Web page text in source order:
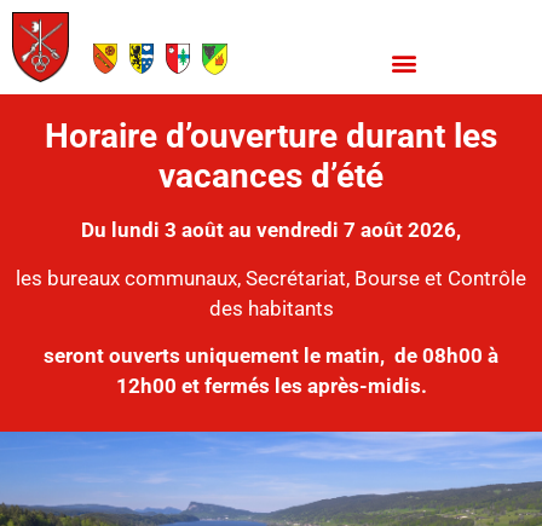
Horaire d’ouverture durant les
vacances d’été
Du lundi 3 août au vendredi 7 août 2026,
les bureaux communaux, Secrétariat, Bourse et Contrôle
des habitants
seront ouverts uniquement le matin, de 08h00 à
12h00 et fermés les après-midis.